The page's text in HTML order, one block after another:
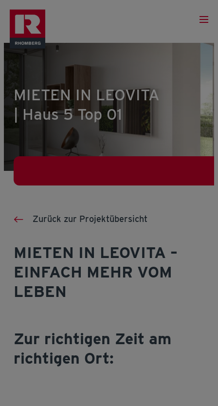
MIETEN IN LEOVITA
| Haus 5 Top 01
Zurück zur Projektübersicht
MIETEN IN LEOVITA –
EINFACH MEHR VOM
LEBEN
Zur richtigen Zeit am
richtigen Ort: